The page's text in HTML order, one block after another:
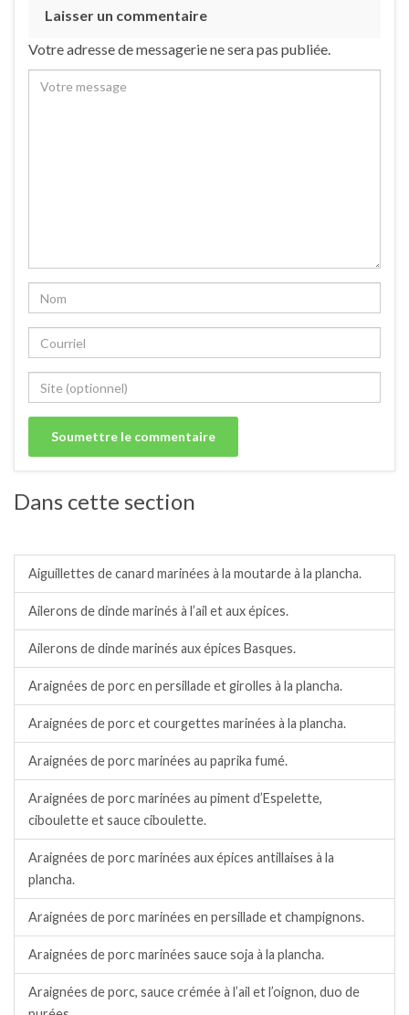
Laisser un commentaire
Votre adresse de messagerie ne sera pas publiée.
Dans cette section
Aiguillettes de canard marinées à la moutarde à la plancha.
Ailerons de dinde marinés à l’ail et aux épices.
Ailerons de dinde marinés aux épices Basques.
Araignées de porc en persillade et girolles à la plancha.
Araignées de porc et courgettes marinées à la plancha.
Araignées de porc marinées au paprika fumé.
Araignées de porc marinées au piment d’Espelette,
ciboulette et sauce ciboulette.
Araignées de porc marinées aux épices antillaises à la
plancha.
Araignées de porc marinées en persillade et champignons.
Araignées de porc marinées sauce soja à la plancha.
Araignées de porc, sauce crémée à l’ail et l’oignon, duo de